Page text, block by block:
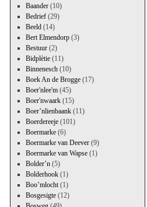
Baander(10)
Bedrief(29)
Beeld(14)
Bert Elmendorp(3)
Bestuur(2)
Bidplètie(11)
Binnenesch(10)
Boek An de Brogge(17)
Boer'nlee'm(45)
Boer'nwaark(15)
Boer’nlienbaank(11)
Boerdereeje(101)
Boermarke(6)
Boermarke van Deever(9)
Boermarke van Wapse(1)
Bolder’n(5)
Bolderhook(1)
Boo’mlocht(1)
Bosgesigte(12)